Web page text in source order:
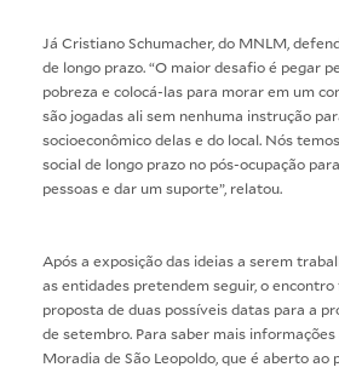
Já Cristiano Schumacher, do MNLM,
de longo prazo. “O maior desafio é pegar
pobreza e colocá-las para morar em um
são jogadas ali sem nenhuma instrução
socioeconômico delas e do local. Nós
social de longo prazo no pós-ocupação
pessoas e dar um suporte”, relatou.
Após a exposição das ideias a serem
as entidades pretendem seguir, o
proposta de duas possíveis datas para a
de setembro. Para saber mais
Moradia de São Leopoldo, que é aberto ao